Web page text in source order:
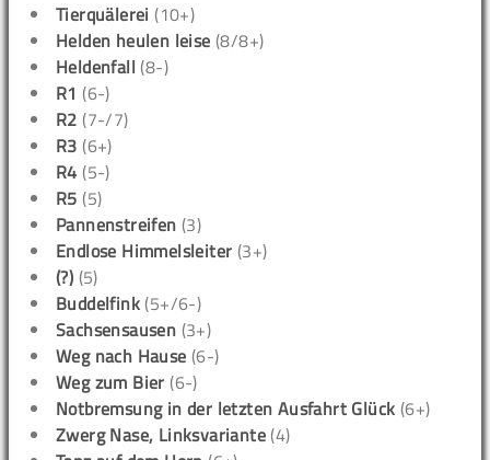
Tierquälerei (10+)
Helden heulen leise (8/8+)
Heldenfall (8-)
R1 (6-)
R2 (7-/7)
R3 (6+)
R4 (5-)
R5 (5)
Pannenstreifen (3)
Endlose Himmelsleiter (3+)
(?) (5)
Buddelfink (5+/6-)
Sachsensausen (3+)
Weg nach Hause (6-)
Weg zum Bier (6-)
Notbremsung in der letzten Ausfahrt Glück (6+)
Zwerg Nase, Linksvariante (4)